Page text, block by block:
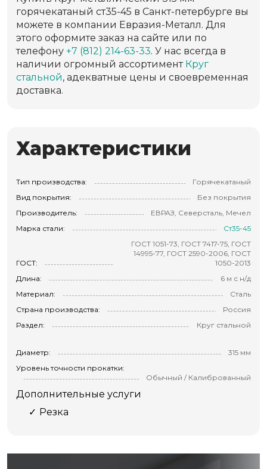
горячекатаный ст35-45 в Санкт-петербурге вы
можете в компании Евразия-Металл. Для
этого оформите заказ на сайте или по
телефону +7 (812) 214-63-33. У нас всегда в
наличии огромный ассортимент Круг
стальной, адекватные цены и своевременная
доставка.
Характеристики
Тип производства:
Горячекатаный
Вид покрытия:
Без покрытия
Производитель:
ЕВРАЗ, Северсталь, Мечел
Марка стали:
Ст35-45
ГОСТ:
ГОСТ 1051-73, ГОСТ 7417-75, ГОСТ
14995-77, ГОСТ 2590-2006, ГОСТ
1050-2013
Длина:
6 м с н/д
Материал:
Сталь
Страна производства:
Россия
Раздел:
Круг стальной
Диаметр:
315 мм
Уровень точности прокатки:
Обычный / Калиброванный
Дополнительные услуги
Резка